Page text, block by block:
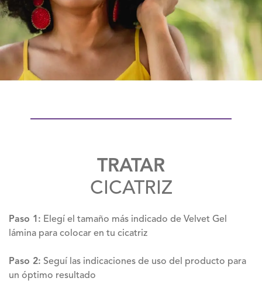
TRATAR
CICATRIZ
Paso 1: Elegí el tamaño más indicado de Velvet Gel
lámina para colocar en tu cicatriz
Paso 2: Seguí las indicaciones de uso del producto para
un óptimo resultado